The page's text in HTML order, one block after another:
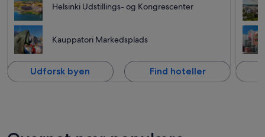
Helsinki Udstillings- og Kongrescenter
Kauppatori Markedsplads
Udforsk byen Find hoteller